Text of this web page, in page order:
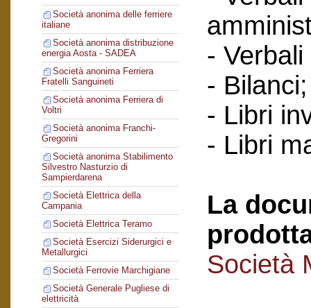
Società anonima delle ferriere
italiane
Società anonima distribuzione
energia Aosta - SADEA
Società anonima Ferriera
Fratelli Sanguineti
Società anonima Ferriera di
Voltri
Società anonima Franchi-
Gregorini
Società anonima Stabilimento
Silvestro Nasturzio di
Sampierdarena
Società Elettrica della
Campania
Società Elettrica Teramo
Società Esercizi Siderurgici e
Metallurgici
Società Ferrovie Marchigiane
Società Generale Pugliese di
elettricità
-
-
- Libri
- Libri
La
Società